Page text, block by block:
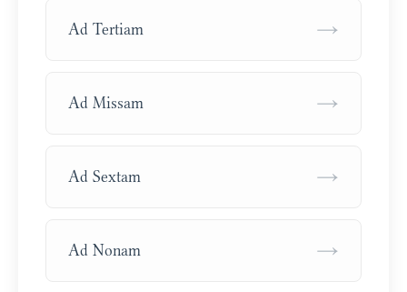
Ad Tertiam →
Ad Missam →
Ad Sextam →
Ad Nonam →